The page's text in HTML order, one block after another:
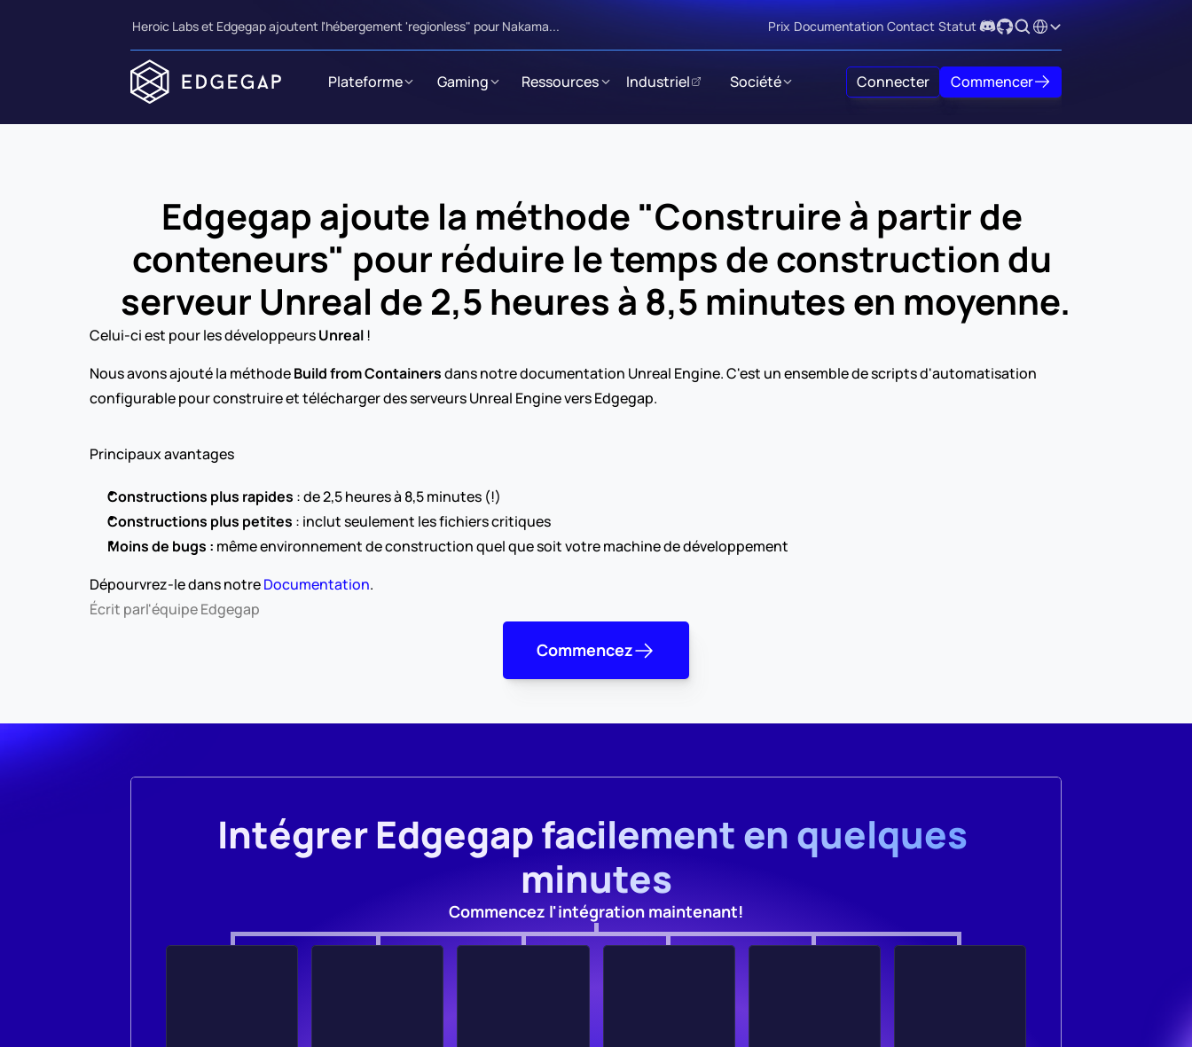
Heroic Labs et Edgegap ajoutent l'hébergement 'regionless" pour Nakama... Prix Documentation Contact Statut Select Language
Plateforme Gaming Ressources Industriel Société Connecter Commencer
Edgegap ajoute la méthode "Construire à partir de
conteneurs" pour réduire le temps de construction du
serveur Unreal de 2,5 heures à 8,5 minutes en moyenne.
Celui-ci est pour les développeurs Unreal !
Nous avons ajouté la méthode Build from Containers dans notre documentation Unreal Engine. C'est un ensemble de scripts d'automatisation
configurable pour construire et télécharger des serveurs Unreal Engine vers Edgegap.
Principaux avantages
Constructions plus rapides : de 2,5 heures à 8,5 minutes (!)
Constructions plus petites : inclut seulement les fichiers critiques
Moins de bugs : même environnement de construction quel que soit votre machine de développement
Dépourvrez-le dans notre Documentation.
Écrit parl'équipe Edgegap
Commencez
Intégrer Edgegap facilement en quelques
minutes
Commencez l'intégration maintenant!